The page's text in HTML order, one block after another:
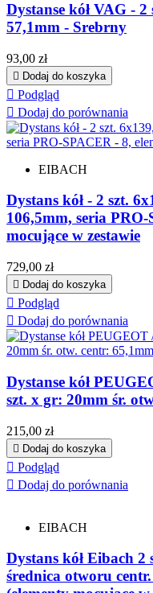
Dystanse kół VAG -
57,1mm - Srebrny
Cena
93,00 zł
 Dodaj do koszyka
 Podgląd
 Dodaj do porównania
EIBACH
Dystans kół - 2 szt.
106,5mm, seria
mocujące w zestawie
Cena
729,00 zł
 Dodaj do koszyka
 Podgląd
 Dodaj do porównania
Dystanse kół
szt. x gr: 20mm śr.
Cena
215,00 zł
 Dodaj do koszyka
 Podgląd
 Dodaj do porównania
EIBACH
Dystans kół Eibach 2
średnica otworu